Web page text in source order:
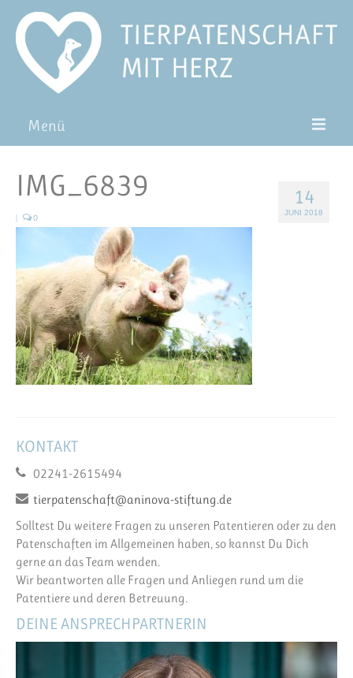
Menü
Pat*in werden
Patenschaft verschenken
Blog
FAQ
14
JUNI 2018
IMG_6839
| 0
KONTAKT
02241-2615494
tierpatenschaft@aninova-stiftung.de
Solltest Du weitere Fragen zu unseren Patentieren oder zu den
Patenschaften im Allgemeinen haben, so kannst Du Dich
gerne an das Team wenden.
Wir beantworten alle Fragen und Anliegen rund um die
Patentiere und deren Betreuung.
DEINE ANSPRECHPARTNERIN